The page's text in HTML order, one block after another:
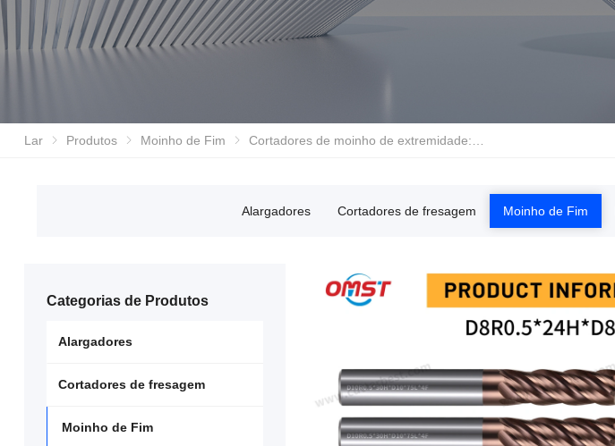
Lar Produtos Moinho de Fim Cortadores de moinho de extremidade: Ferramentas de fresagem de metal duro de precisão para usinagem CNC
Alargadores Cortadores de fresagem Moinho de Fim
Categorias de Produtos
Alargadores
Cortadores de fresagem
Moinho de Fim